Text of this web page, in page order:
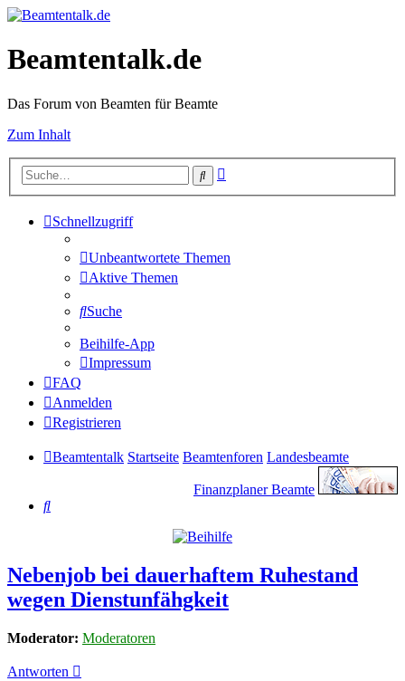
Beamtentalk.de
Das Forum von Beamten für Beamte
Zum Inhalt
Suche
Schnellzugriff
Unbeantwortete Themen
Aktive Themen
Suche
Beihilfe-App
Impressum
FAQ
Anmelden
Registrieren
Beamtentalk Startseite Beamtenforen Landesbeamte
Finanzplaner Beamte
Suche
Nebenjob bei dauerhaftem Ruhestand
wegen Dienstunfähgkeit
Moderator: Moderatoren
Antworten